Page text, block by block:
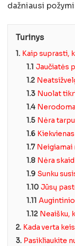
dažniausi
Turinys
1. Kaip suprasti,
1.1 Jaučiatės
1.2
1.3 Nuolat
1.4
1.5 Nėra
1.6
1.7 Neigiamai
1.8 Nėra
1.9 Sunku
1.10 Jūsų
1.11
1.12 Neaišku,
2. Kada verta
3. Pasikliaukite